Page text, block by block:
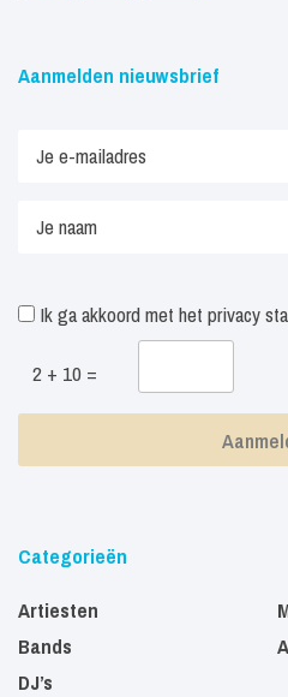
Aanmelden nieuwsbrief
Ik ga akkoord met het privacy
2 + 10 =
Categorieën
Artiesten
Bands
DJ’s